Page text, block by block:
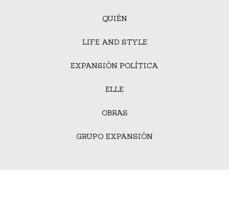
QUIÉN
LIFE AND STYLE
EXPANSIÓN POLÍTICA
ELLE
OBRAS
GRUPO EXPANSIÓN